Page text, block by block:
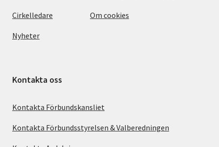
Cirkelledare
Nyheter
Om cookies
Kontakta oss
Kontakta Förbundskansliet
Kontakta Förbundsstyrelsen & Valberedningen